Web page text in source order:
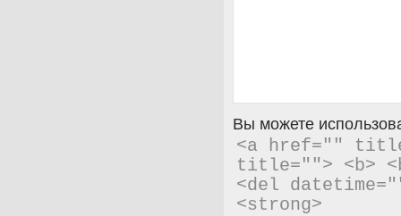
Вы можете
<a href=""
title=""> <b>
<del
<strong>